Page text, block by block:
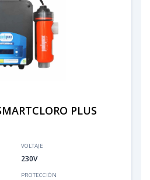
PLUS
VOLTAJE
230V
PROTECCIÓN